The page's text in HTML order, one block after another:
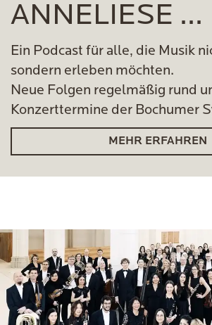
ANNELIESE ...
Ein Podcast für alle, die Musik
sondern erleben möchten.
Neue Folgen regelmäßig rund
Konzerttermine der Bochumer
MEHR ERFAHREN